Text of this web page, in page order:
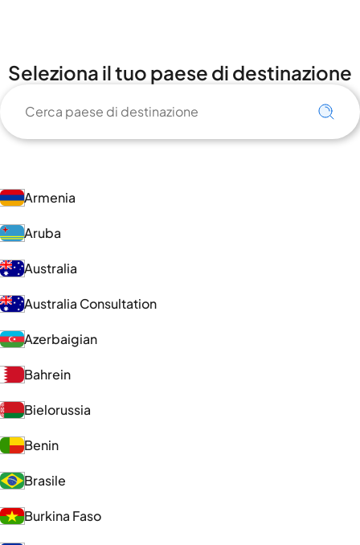
Seleziona il tuo paese di destinazione
Armenia
Aruba
Australia
Australia Consultation
Azerbaigian
Bahrein
Bielorussia
Benin
Brasile
Burkina Faso